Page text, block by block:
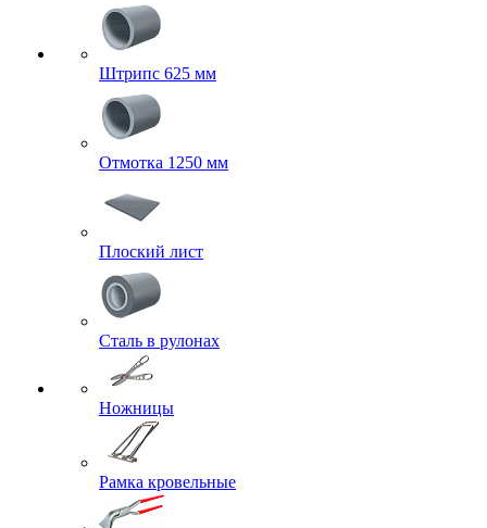
Штрипс 625 мм
Отмотка 1250 мм
Плоский лист
Сталь в рулонах
Ножницы
Рамка кровельные